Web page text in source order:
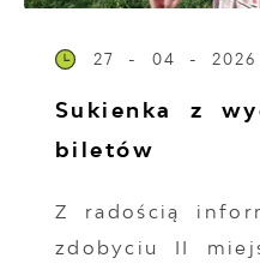
27 - 04 - 2026
Sukienka z
biletów
Z radością
zdobyciu II